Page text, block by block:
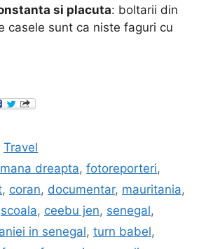
si placuta: boltarii din
casele sunt ca niste faguri cu
Travel
dreapta,fotoreporteri,
, coran, documentar, mauritania,
scoala, ceebu jen, senegal,
in senegal, turn babel,